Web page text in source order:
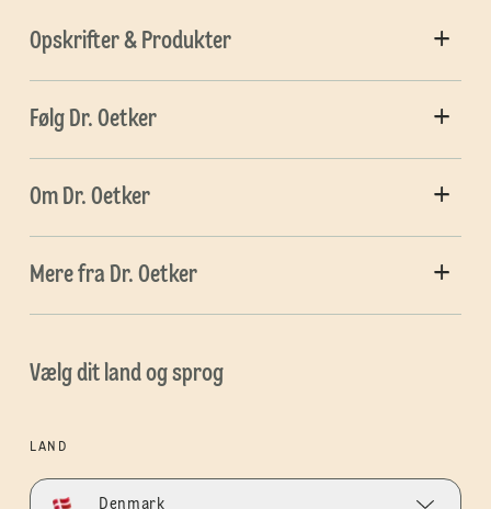
Opskrifter & Produkter
Følg Dr. Oetker
Om Dr. Oetker
Mere fra Dr. Oetker
Vælg dit land og sprog
LAND
Denmark